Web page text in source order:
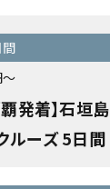
発着】石垣
ルーズ 5日間